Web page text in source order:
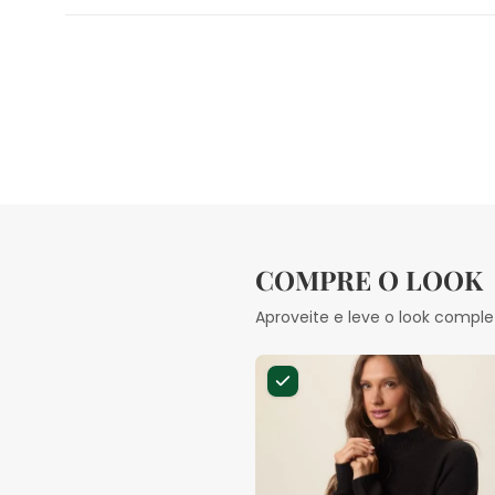
COMPRE O LOOK
Aproveite e leve o look